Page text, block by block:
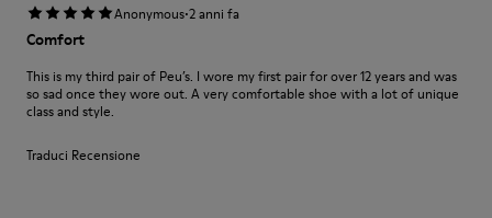
Anonymous·2 anni fa
Comfort
This is my third pair of Peu’s. I wore my first pair for over 12 years and was
so sad once they wore out. A very comfortable shoe with a lot of unique
class and style.
Traduci Recensione